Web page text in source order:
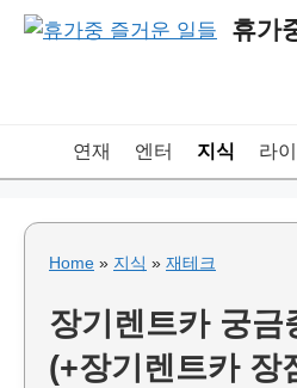
Skip
휴가
연재 엔터 지식 라
Home » 지식 » 재테크
장기렌트카 궁금
(+장기렌트카 장